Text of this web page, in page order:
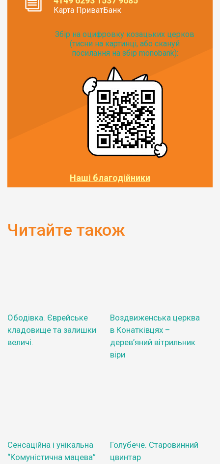
Карта ПриватБанк
Збір на оцифровку козацьких церков
(тисни на картинці, або скануй
посилання на збір monobank):
Наші благодійники
Читайте також
Ободівка. Єврейське
кладовище та залишки
величі.
Воздвиженська церква
в Конатківцях –
дерев’яний вітрильник
віри
Сенсаційна і унікальна
“Комуністична мацева”
Голубече. Старовинний
цвинтар